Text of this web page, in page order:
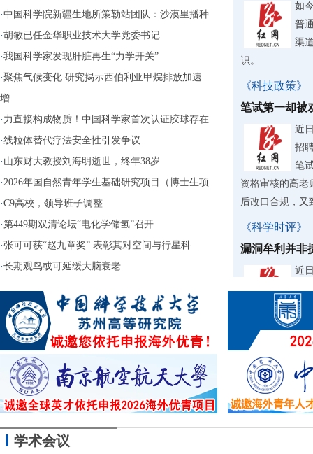
·中国科学院新疆生地所策勒站团队：沙漠里播种...
·胡敏已任金华职业技术大学党委书记
·我国科学家发现肝脏再生“力学开关”
·聚焦气候变化 研究揭示西伯利亚甲烷排放加速
增...
· 力直接构成物质！中国科学家首次认证胶球存在
·线粒体替代疗法安全性引发争议
· 山东财大教授刘海明逝世，终年38岁
·2026年国自然青年学生基础研究项目（博士生项...
·C9高校，领导班子调整
·第449期双清论坛“电化学储氢”召开
·张可可获“赵九章奖” 表彰其对空间与行星科...
·长期观鸟或可延缓大脑衰老
如
普
渠
识。
《科技政策》
笔试第一却被
近
招
笔
资格审核的高老
后改口合规，又
《科学时评》
漏洞牟利并非
近
台“
钱“
用还大肆转卖
同参与，最终因
学术会议